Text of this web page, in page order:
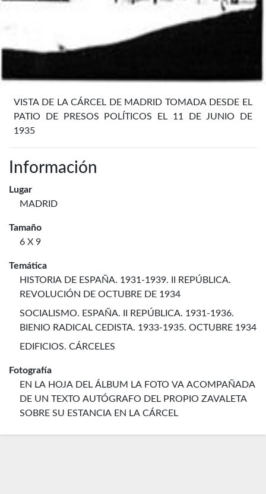
VISTA DE LA CÁRCEL DE MADRID TOMADA DESDE EL
PATIO DE PRESOS POLÍTICOS EL 11 DE JUNIO DE
1935
Información
Lugar
MADRID
Tamaño
6 X 9
Temática
HISTORIA DE ESPAÑA. 1931-1939. II REPÚBLICA.
REVOLUCIÓN DE OCTUBRE DE 1934
SOCIALISMO. ESPAÑA. II REPÚBLICA. 1931-1936.
BIENIO RADICAL CEDISTA. 1933-1935. OCTUBRE 1934
EDIFICIOS. CÁRCELES
Fotografía
EN LA HOJA DEL ÁLBUM LA FOTO VA ACOMPAÑADA
DE UN TEXTO AUTÓGRAFO DEL PROPIO ZAVALETA
SOBRE SU ESTANCIA EN LA CÁRCEL